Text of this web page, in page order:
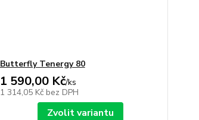
Butterfly Tenergy 80
1 590,00 Kč/ks
1 314,05 Kč bez DPH
Zvolit variantu